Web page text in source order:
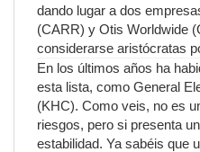
dando lugar a dos
(CARR) y Otis Worldwide
considerarse aristócratas
En los últimos años ha
esta lista, como General
(KHC). Como veis, no es
riesgos, pero si presenta
estabilidad. Ya sabéis que